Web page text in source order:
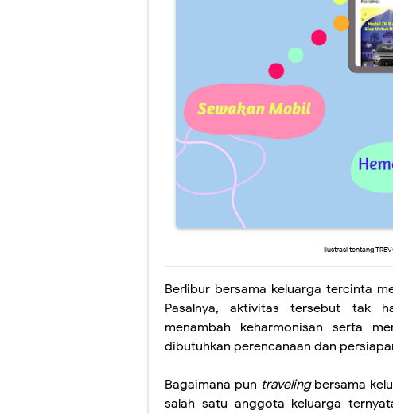
4 Top Brand Body
Selamat Datang 2024
5 Cara Menghadapi
Layanan dan
Monitoring Paket
Berkat Lister Belajar
SPOILER Novel
Ilustrasi tentang
Berlibur bersama keluarga tercinta
Pasalnya, aktivitas tersebut tak
menambah keharmonisan serta
dibutuhkan perencanaan dan
Bagaimana pun traveling bersama
salah satu anggota keluarga